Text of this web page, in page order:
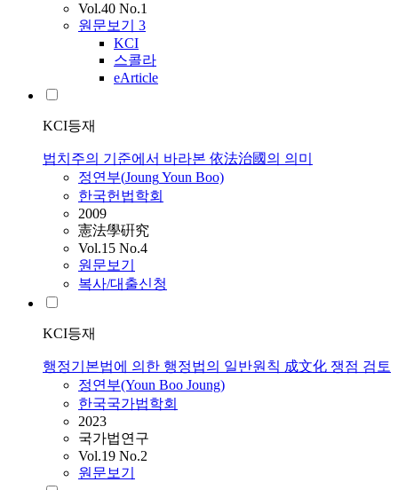
Vol.40 No.1
원문보기 3
KCI
스콜라
eArticle
KCI등재
법치주의 기준에서 바라본 依法治國의 의미
정연부(JoungYoun Boo)
한국헌법학회
2009
憲法學硏究
Vol.15 No.4
원문보기
복사/대출신청
KCI등재
행정기본법에 의한 행정법의 일반원칙 成文化 쟁점 검토
정연부(Youn Boo Joung)
한국국가법학회
2023
국가법연구
Vol.19 No.2
원문보기